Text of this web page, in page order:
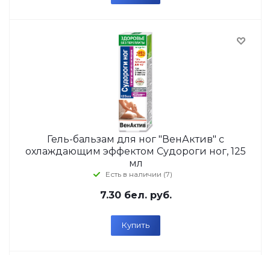
Гель-бальзам для ног "ВенАктив" с
охлаждающим эффектом Судороги ног, 125
мл
Есть в наличии (7)
7.30бел. руб.
Купить